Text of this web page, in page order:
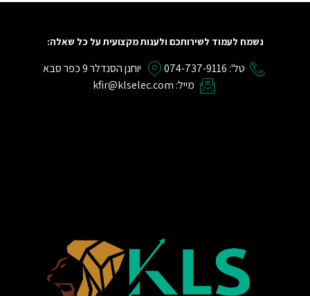
נשמח לעמוד לשירותכם ולענות מקצועית על כל שאלה:
טל': 074-737-9116
יוחנן הסנדלר 9 כפר סבא
מייל: kfir@klselec.com